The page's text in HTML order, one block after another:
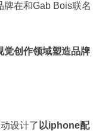
牌在和Gab Bois联名
觉创作领域塑造品牌
设计了 以iphone配